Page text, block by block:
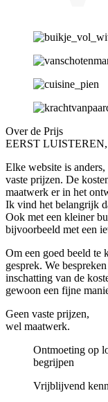
Over de Prijs
EERST
Elke website is
vaste prijzen. De
maatwerk er in het
Ik vind het belangrijk
Ook met een kleiner
bijvoorbeeld met een
Om een goed beeld te
gesprek. We
inschatting van de
gewoon een fijne
Geen vaste prijzen,
wel maatwerk.
Ontmoeting op
begrijpen
Vrijblijvend